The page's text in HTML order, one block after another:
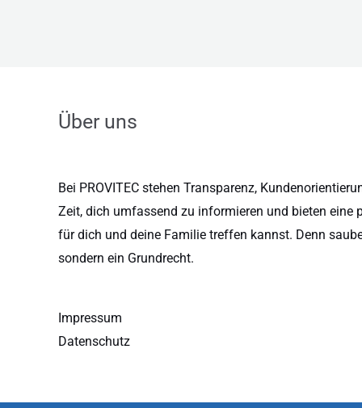
Über uns
Bei PROVITEC stehen Transparenz,
Zeit, dich umfassend zu informieren und bieten eine
für dich und deine Familie treffen kannst. Denn
sondern ein Grundrecht.
Impressum
Datenschutz